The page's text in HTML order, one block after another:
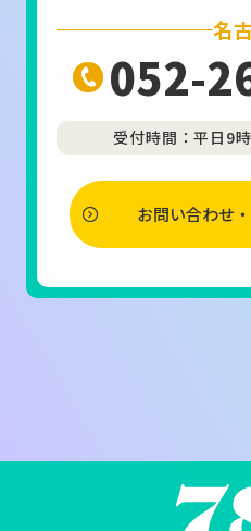
名
052-
受付時間：平日9
お問い合わせ